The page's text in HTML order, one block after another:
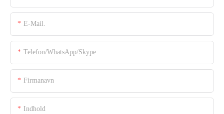
E-Mail.
Telefon/WhatsApp/Skype
Firmanavn
Indhold